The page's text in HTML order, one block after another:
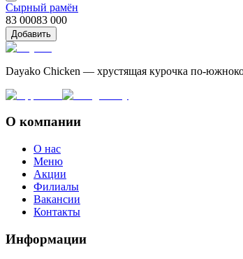
Сырный рамён
83 00083 000
Добавить
Dayako Chicken — хрустящая курочка по-
О компании
О нас
Меню
Акции
Филиалы
Вакансии
Контакты
Информации